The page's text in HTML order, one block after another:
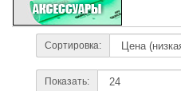
Сортировка:
Показать: